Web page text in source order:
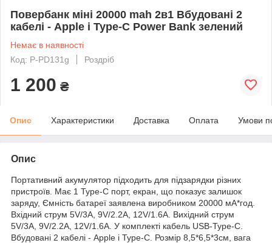
Повербанк міні 20000 mah 2в1 Вбудовані 2
кабелі - Apple і Type-C Power Bank зелений
Немає в наявності
Код: P-PD131g
Роздріб
1 200 ₴
Опис Характеристики Доставка Оплата Умови
Опис
Портативний акумулятор підходить для підзарядки різних
пристроїв. Має 1 Type-C порт, екран, що показує залишок
заряду, Ємність батареї заявлена виробником 20000 мА*год.
Вхідний струм 5V/3A, 9V/2.2A, 12V/1.6A. Вихідний струм
5V/3A, 9V/2.2A, 12V/1.6A. У комплекті кабель USB-Type-C.
Вбудовані 2 кабелі - Apple і Type-C. Розмір 8,5*6,5*3см, вага